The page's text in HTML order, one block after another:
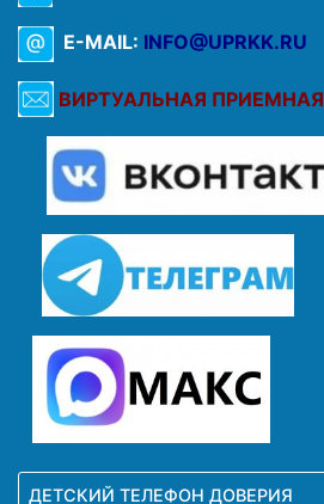
E-MAIL: INFO@UPRKK.RU
ВИРТУАЛЬНАЯ ПРИЕМНАЯ
ДЕТСКИЙ ТЕЛЕФОН ДОВЕРИЯ